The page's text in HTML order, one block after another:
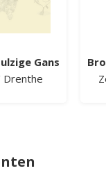
Gans
Drenthe